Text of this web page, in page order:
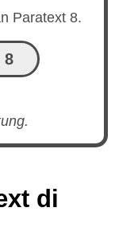
Paratext 8.
8
di